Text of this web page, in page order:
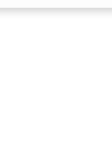
Blind Spot